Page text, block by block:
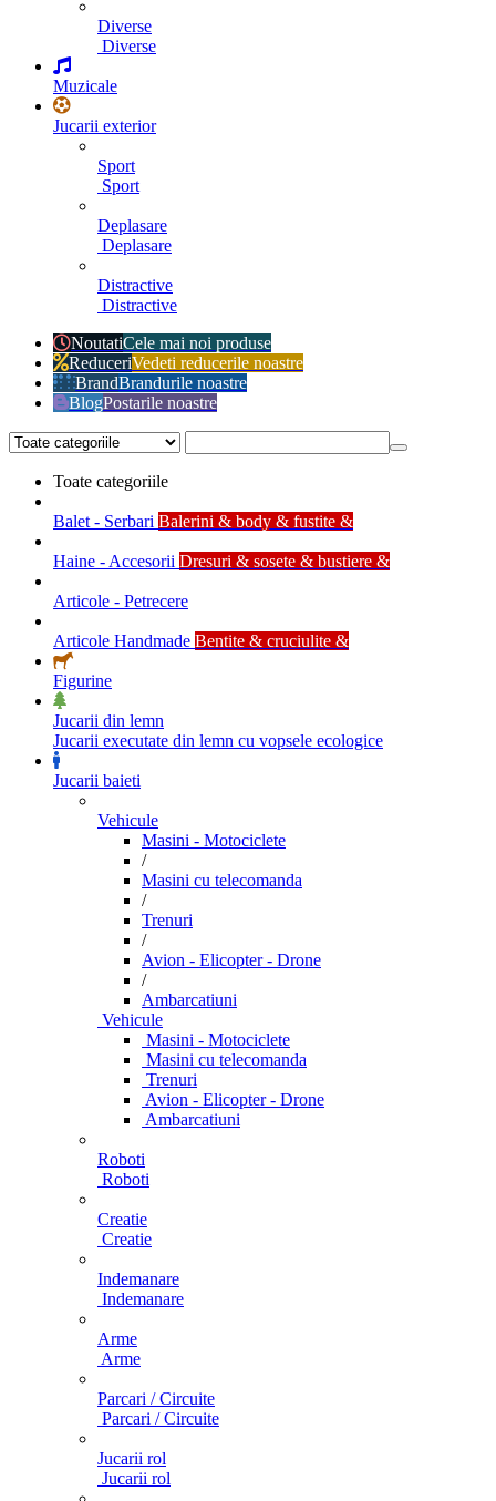
Diverse
Diverse
Muzicale
Jucarii exterior
Sport
Sport
Deplasare
Deplasare
Distractive
Distractive
NoutatiCele mai noi produse
ReduceriVedeti reducerile noastre
BrandBrandurile noastre
BlogPostarile noastre
Toate categoriile
Balet - Serbari Balerini & body & fustite &
Haine - Accesorii Dresuri & sosete & bustiere &
Articole - Petrecere
Articole Handmade Bentite & cruciulite &
Figurine
Jucarii din lemn
Jucarii executate din lemn cu vopsele ecologice
Jucarii baieti
Vehicule
Masini - Motociclete
/
Masini cu telecomanda
/
Trenuri
/
Avion - Elicopter - Drone
/
Ambarcatiuni
Vehicule
Masini - Motociclete
Masini cu telecomanda
Trenuri
Avion - Elicopter - Drone
Ambarcatiuni
Roboti
Roboti
Creatie
Creatie
Indemanare
Indemanare
Arme
Arme
Parcari / Circuite
Parcari / Circuite
Jucarii rol
Jucarii rol